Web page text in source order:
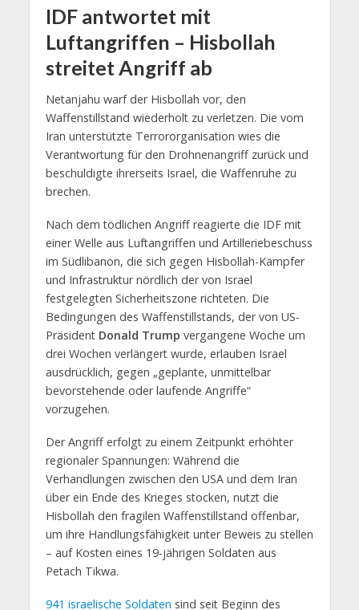
IDF antwortet mit
Luftangriffen – Hisbollah
streitet Angriff ab
Netanjahu warf der Hisbollah vor, den
Waffenstillstand wiederholt zu verletzen. Die vom
Iran unterstützte Terrororganisation wies die
Verantwortung für den Drohnenangriff zurück und
beschuldigte ihrerseits Israel, die Waffenruhe zu
brechen.
Nach dem tödlichen Angriff reagierte die IDF mit
einer Welle aus Luftangriffen und Artilleriebeschuss
im Südlibanon, die sich gegen Hisbollah-Kämpfer
und Infrastruktur nördlich der von Israel
festgelegten Sicherheitszone richteten. Die
Bedingungen des Waffenstillstands, der von US-
Präsident Donald Trump vergangene Woche um
drei Wochen verlängert wurde, erlauben Israel
ausdrücklich, gegen „geplante, unmittelbar
bevorstehende oder laufende Angriffe“
vorzugehen.
Der Angriff erfolgt zu einem Zeitpunkt erhöhter
regionaler Spannungen: Während die
Verhandlungen zwischen den USA und dem Iran
über ein Ende des Krieges stocken, nutzt die
Hisbollah den fragilen Waffenstillstand offenbar,
um ihre Handlungsfähigkeit unter Beweis zu stellen
– auf Kosten eines 19-jährigen Soldaten aus
Petach Tikwa.
941 israelische Soldaten sind seit Beginn des